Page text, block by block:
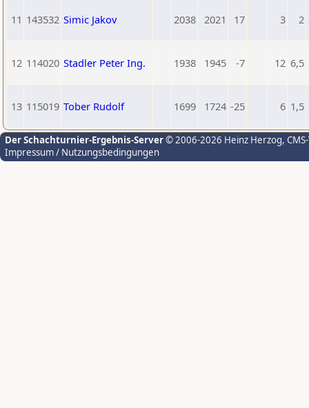
11 143532 Simic Jakov 2038 2021 17 3 2
12 114020 Stadler Peter Ing. 1938 1945 -7 12 6,5
13 115019 Tober Rudolf 1699 1724 -25 6 1,5
Der Schachturnier-Ergebnis-Server© 2006-2026 Heinz Herzog,
Impressum / Nutzungsbedingungen